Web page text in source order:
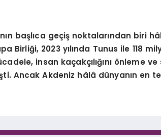
başlıca geçiş noktalarından biri
Birliği, 2023 yılında Tunus ile 118
insan kaçakçılığını önleme
Ancak Akdeniz hâlâ dünyanın en